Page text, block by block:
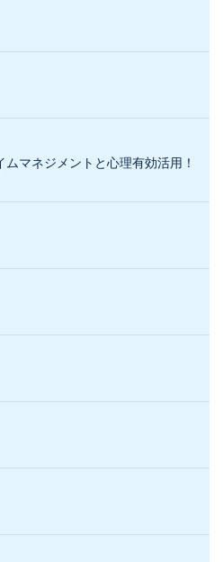
ムマネジメントと心理有効活用！